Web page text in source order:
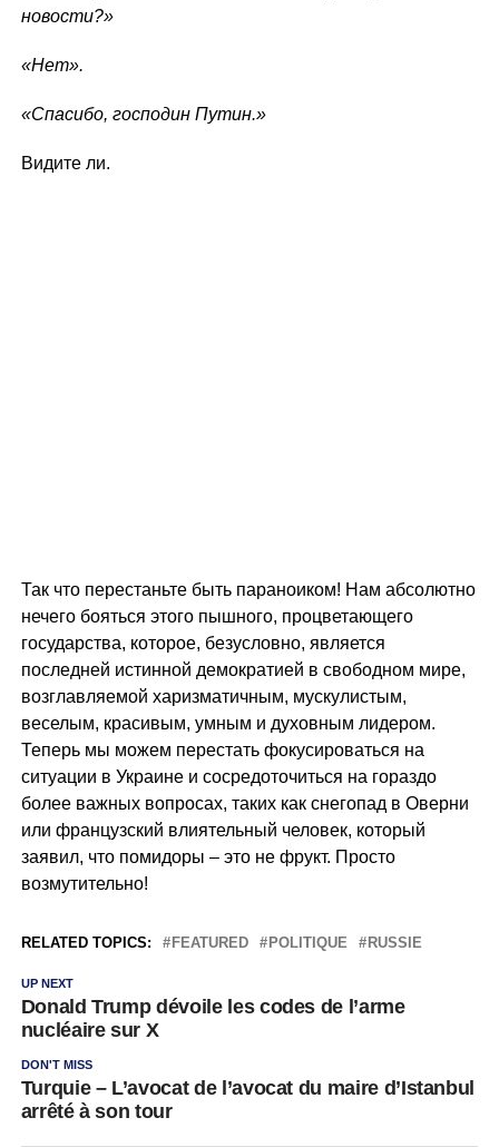
новости?»
«Нет».
«Спасибо, господин Путин.»
Видите ли.
Так что перестаньте быть параноиком! Нам абсолютно
нечего бояться этого пышного, процветающего
государства, которое, безусловно, является
последней истинной демократией в свободном мире,
возглавляемой харизматичным, мускулистым,
веселым, красивым, умным и духовным лидером.
Теперь мы можем перестать фокусироваться на
ситуации в Украине и сосредоточиться на гораздо
более важных вопросах, таких как снегопад в Оверни
или французский влиятельный человек, который
заявил, что помидоры – это не фрукт. Просто
возмутительно!
RELATED TOPICS: FEATURED POLITIQUE RUSSIE
UP NEXT
Donald Trump dévoile les codes de l’arme
nucléaire sur X
DON'T MISS
Turquie – L’avocat de l’avocat du maire d’Istanbul
arrêté à son tour